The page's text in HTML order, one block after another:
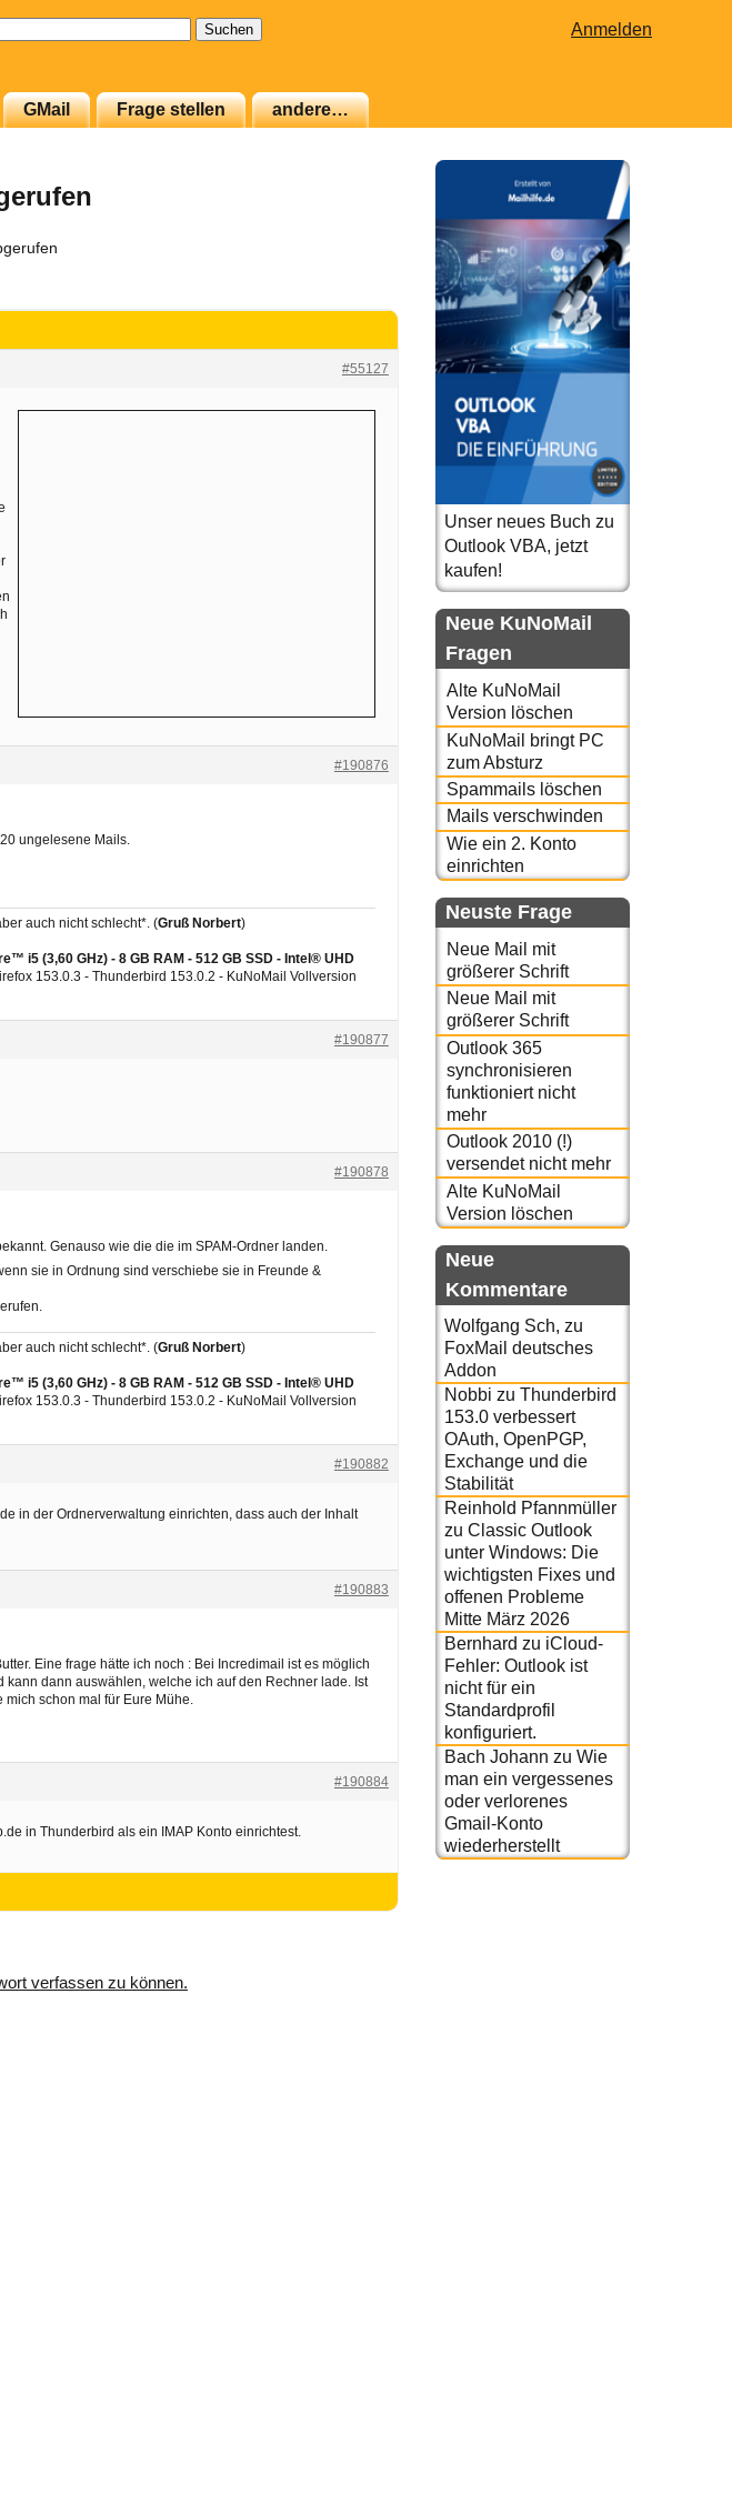
Anmelden
GMail Frage stellen andere…
#55127
#190876
ungelesene Mails.
auch nicht schlecht*. (Gruß Norbert)
i5 (3,60 GHz) - 8 GB RAM - 512 GB SSD - Intel® UHD
153.0.3 - Thunderbird 153.0.2 - KuNoMail Vollversion
#190877
#190878
Genauso wie die die im SPAM-Ordner landen.
sie in Ordnung sind verschiebe sie in Freunde &
auch nicht schlecht*. (Gruß Norbert)
i5 (3,60 GHz) - 8 GB RAM - 512 GB SSD - Intel® UHD
153.0.3 - Thunderbird 153.0.2 - KuNoMail Vollversion
#190882
in der Ordnerverwaltung einrichten, dass auch der Inhalt
#190883
Eine frage hätte ich noch : Bei Incredimail ist es möglich
kann dann auswählen, welche ich auf den Rechner lade. Ist
schon mal für Eure Mühe.
#190884
in Thunderbird als ein IMAP Konto einrichtest.
verfassen zu können.
Unser neues Buch zu
Outlook VBA, jetzt
kaufen!
Neue KuNoMail
Fragen
Alte KuNoMail
Version löschen
KuNoMail bringt PC
zum Absturz
Spammails löschen
Mails verschwinden
Wie ein 2. Konto
einrichten
Neuste Frage
Neue Mail mit
größerer Schrift
Neue Mail mit
größerer Schrift
Outlook 365
synchronisieren
funktioniert nicht
mehr
Outlook 2010 (!)
versendet nicht mehr
Alte KuNoMail
Version löschen
Neue
Kommentare
Wolfgang Sch, zu
FoxMail deutsches
Addon
Nobbi zu Thunderbird
153.0 verbessert
OAuth, OpenPGP,
Exchange und die
Stabilität
Reinhold Pfannmüller
zu Classic Outlook
unter Windows: Die
wichtigsten Fixes und
offenen Probleme
Mitte März 2026
Bernhard zu iCloud-
Fehler: Outlook ist
nicht für ein
Standardprofil
konfiguriert.
Bach Johann zu Wie
man ein vergessenes
oder verlorenes
Gmail-Konto
wiederherstellt